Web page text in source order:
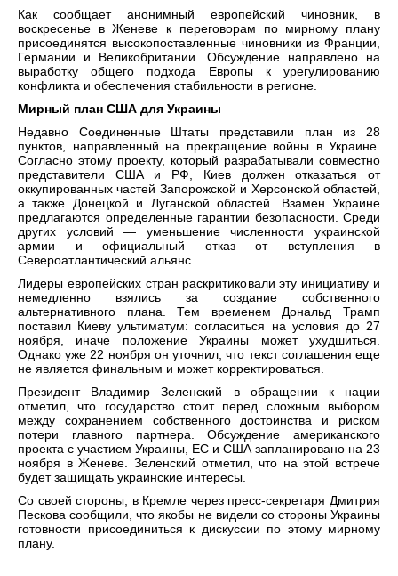
Как сообщает анонимный европейский чиновник, в
воскресенье в Женеве к переговорам по мирному плану
присоединятся высокопоставленные чиновники из Франции,
Германии и Великобритании. Обсуждение направлено на
выработку общего подхода Европы к урегулированию
конфликта и обеспечения стабильности в регионе.
Мирный план США для Украины
Недавно Соединенные Штаты представили план из 28
пунктов, направленный на прекращение войны в Украине.
Согласно этому проекту, который разрабатывали совместно
представители США и РФ, Киев должен отказаться от
оккупированных частей Запорожской и Херсонской областей,
а также Донецкой и Луганской областей. Взамен Украине
предлагаются определенные гарантии безопасности. Среди
других условий — уменьшение численности украинской
армии и официальный отказ от вступления в
Североатлантический альянс.
Лидеры европейских стран раскритиковали эту инициативу и
немедленно взялись за создание собственного
альтернативного плана. Тем временем Дональд Трамп
поставил Киеву ультиматум: согласиться на условия до 27
ноября, иначе положение Украины может ухудшиться.
Однако уже 22 ноября он уточнил, что текст соглашения еще
не является финальным и может корректироваться.
Президент Владимир Зеленский в обращении к нации
отметил, что государство стоит перед сложным выбором
между сохранением собственного достоинства и риском
потери главного партнера. Обсуждение американского
проекта с участием Украины, ЕС и США запланировано на 23
ноября в Женеве. Зеленский отметил, что на этой встрече
будет защищать украинские интересы.
Со своей стороны, в Кремле через пресс-секретаря Дмитрия
Пескова сообщили, что якобы не видели со стороны Украины
готовности присоединиться к дискуссии по этому мирному
плану.